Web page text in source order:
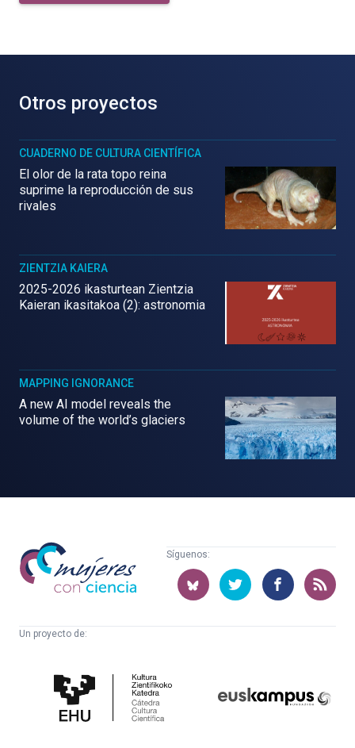
Otros proyectos
CUADERNO DE CULTURA CIENTÍFICA
El olor de la rata topo reina
suprime la reproducción de sus
rivales
ZIENTZIA KAIERA
2025-2026 ikasturtean Zientzia
Kaieran ikasitakoa (2): astronomia
MAPPING IGNORANCE
A new AI model reveals the
volume of the world’s glaciers
Mujeres
con
ciencia
Síguenos:
Un proyecto de:
Cultura
Científica